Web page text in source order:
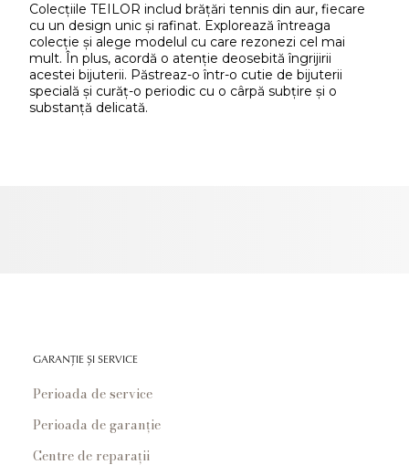
Colecțiile TEILOR includ brățări tennis din aur, fiecare
cu un design unic și rafinat. Explorează întreaga
colecție și alege modelul cu care rezonezi cel mai
mult. În plus, acordă o atenție deosebită îngrijirii
acestei bijuterii. Păstreaz-o într-o cutie de bijuterii
specială și curăț-o periodic cu o cârpă subțire și o
substanță delicată.
GARANȚIE ȘI SERVICE
Perioada de service
Perioada de garanție
Centre de reparații